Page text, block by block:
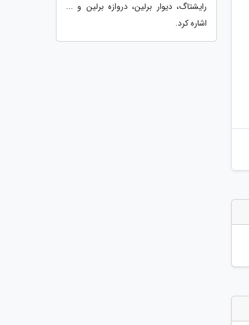
رایشتاگ، دیوار برلین، دروازه برلین و ...
اشاره کرد.